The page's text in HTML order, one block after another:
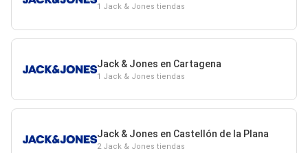
1 Jack & Jones tiendas
Jack & Jones en Cartagena
1 Jack & Jones tiendas
Jack & Jones en Castellón de la Plana
2 Jack & Jones tiendas